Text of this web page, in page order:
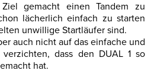
gemacht einen Tandem zu
lächerlich einfach zu starten
unwillige Startläufer sind.
auch nicht auf das einfache und
dass den DUAL 1 so
hat.